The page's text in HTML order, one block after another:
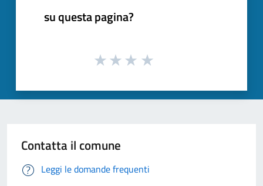
su questa pagina?
Contatta il comune
Leggi le domande frequenti